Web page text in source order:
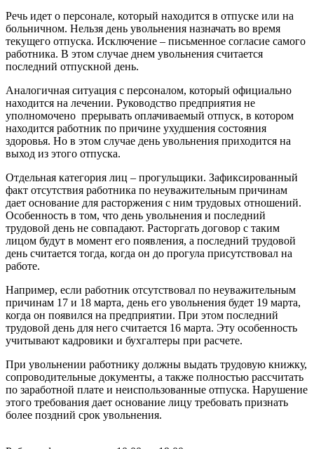
Речь идет о персонале, который находится в отпуске или на
больничном. Нельзя день увольнения назначать во время
текущего отпуска. Исключение – письменное согласие самого
работника. В этом случае днем увольнения считается
последний отпускной день.
Аналогичная ситуация с персоналом, который официально
находится на лечении. Руководство предприятия не
уполномочено прерывать оплачиваемый отпуск, в котором
находится работник по причине ухудшения состояния
здоровья. Но в этом случае день увольнения приходится на
выход из этого отпуска.
Отдельная категория лиц – прогульщики. Зафиксированный
факт отсутствия работника по неуважительным причинам
дает основание для расторжения с ним трудовых отношений.
Особенность в том, что день увольнения и последний
трудовой день не совпадают. Расторгать договор с таким
лицом будут в момент его появления, а последний трудовой
день считается тогда, когда он до прогула присутствовал на
работе.
Например, если работник отсутствовал по неуважительным
причинам 17 и 18 марта, день его увольнения будет 19 марта,
когда он появился на предприятии. При этом последний
трудовой день для него считается 16 марта. Эту особенность
учитывают кадровики и бухгалтеры при расчете.
При увольнении работнику должны выдать трудовую книжку,
сопроводительные документы, а также полностью рассчитать
по заработной плате и неиспользованные отпуска. Нарушение
этого требования дает основание лицу требовать признать
более поздний срок увольнения.